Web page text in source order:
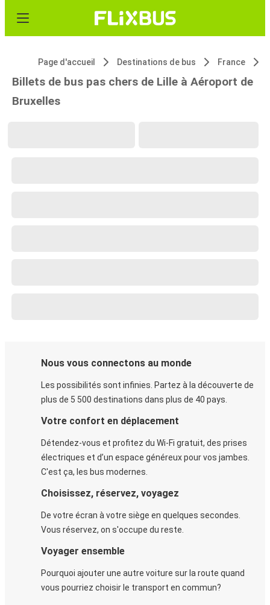
Page d'accueil Destinations de bus France
Billets de bus pas chers de Lille à Aéroport de
Bruxelles
Nous vous connectons au monde
Les possibilités sont infinies. Partez à la découverte de
plus de 5 500 destinations dans plus de 40 pays.
Votre confort en déplacement
Détendez-vous et profitez du Wi-Fi gratuit, des prises
électriques et d’un espace généreux pour vos jambes.
C'est ça, les bus modernes.
Choisissez, réservez, voyagez
De votre écran à votre siège en quelques secondes.
Vous réservez, on s'occupe du reste.
Voyager ensemble
Pourquoi ajouter une autre voiture sur la route quand
vous pourriez choisir le transport en commun?